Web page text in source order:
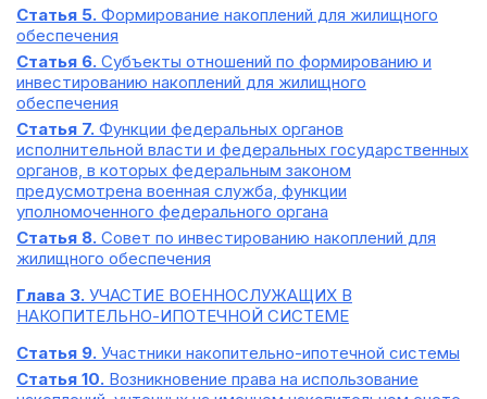
Статья 5. Формирование накоплений для жилищного
обеспечения
Статья 6. Субъекты отношений по формированию и
инвестированию накоплений для жилищного
обеспечения
Статья 7. Функции федеральных органов
исполнительной власти и федеральных государственных
органов, в которых федеральным законом
предусмотрена военная служба, функции
уполномоченного федерального органа
Статья 8. Совет по инвестированию накоплений для
жилищного обеспечения
Глава 3. УЧАСТИЕ ВОЕННОСЛУЖАЩИХ В
НАКОПИТЕЛЬНО-ИПОТЕЧНОЙ СИСТЕМЕ
Статья 9. Участники накопительно-ипотечной системы
Статья 10. Возникновение права на использование